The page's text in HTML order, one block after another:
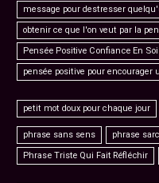
message pour destresser
obtenir ce que l'on veut par la
Pensée Positive Confiance En Soi
pensée positive pour encourager
petit mot doux pour chaque jour
phrase sans sens
phrase
Phrase Triste Qui Fait Réfléchir